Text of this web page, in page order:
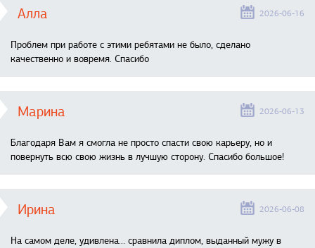
Алла 2026-06-16
Проблем при работе с этими ребятами не было, сделано
качественно и вовремя. Спасибо
Марина 2026-06-13
Благодаря Вам я смогла не просто спасти свою карьеру, но и
повернуть всю свою жизнь в лучшую сторону. Спасибо большое!
Ирина 2026-06-08
На самом деле, удивлена… сравнила диплом, выданный мужу в